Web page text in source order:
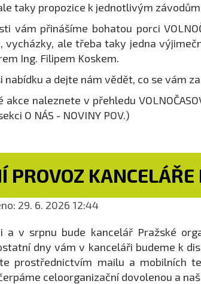
taky propozice k jednotlivým
vám přinášíme bohatou porci
vycházky, ale třeba taky jedna
Ing. Filipem Koskem.
nabídku a dejte nám vědět, co se vám
akce naleznete v přehledu
O NÁS - NOVINY POV.)
PROVOZ KANCELÁŘE
29. 6. 2026 12:44
a v srpnu bude kancelář Pražské
dny vám v kanceláři budeme k
prostřednictvím mailu a mobilních
celoorganizační dovolenou a